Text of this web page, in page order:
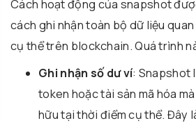
Cách hoạt động của snapshot
cách ghi nhận toàn bộ dữ liệu
cụ thể trên blockchain. Quá trình
Ghi nhận số dư ví: Snapshot
token hoặc tài sản mã hóa
hữu tại thời điểm cụ thể. Đây